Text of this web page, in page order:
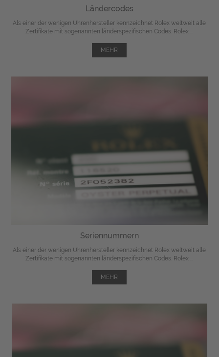
Ländercodes
Als einer der wenigen Uhrenhersteller kennzeichnet Rolex weltweit alle
Zertifikate mit sogenannten länderspezifischen Codes. Rolex ...
MEHR
Seriennummern
Als einer der wenigen Uhrenhersteller kennzeichnet Rolex weltweit alle
Zertifikate mit sogenannten länderspezifischen Codes. Rolex ...
MEHR